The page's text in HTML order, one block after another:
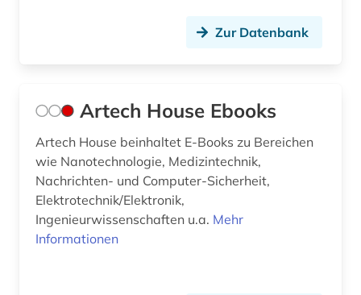
forstwirtschaft (1)
fotografie (2)
fotografieren (1)
französisch (2)
Zur Datenbank
Artech House Ebooks
Artech House beinhaltet E-Books zu Bereichen
wie Nanotechnologie, Medizintechnik,
Nachrichten- und Computer-Sicherheit,
Elektrotechnik/Elektronik,
Ingenieurwissenschaften u.a. Mehr
Informationen